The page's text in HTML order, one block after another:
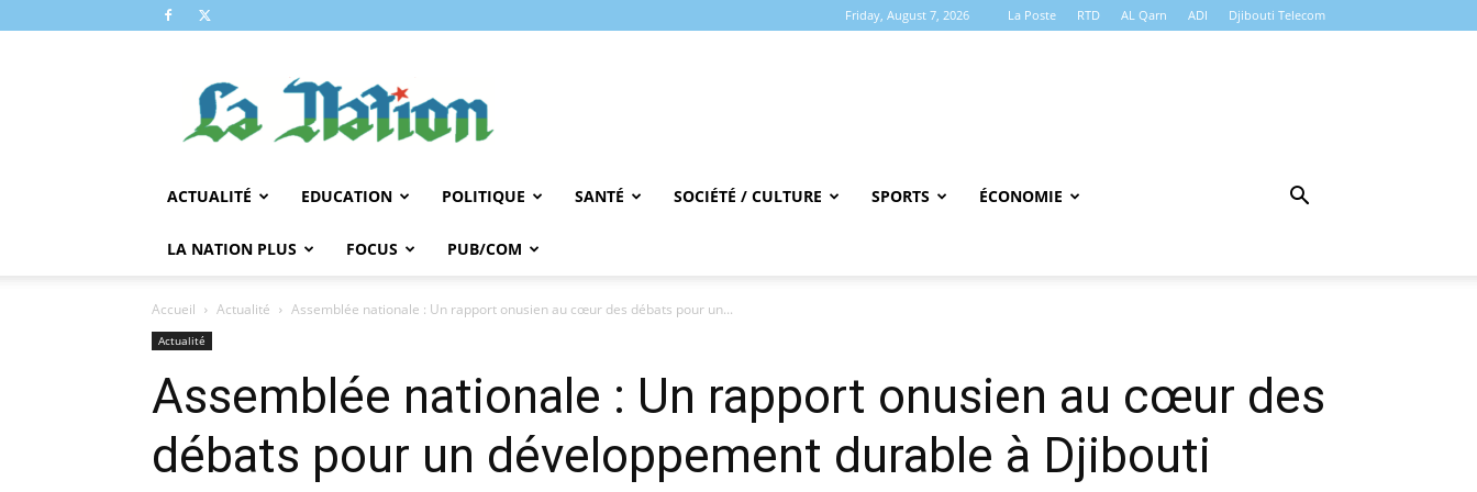
Friday, August 7, 2026 La Poste RTD AL Qarn ADI Djibouti Telecom
NATION
ACTUALITÉ EDUCATION POLITIQUE SANTÉ SOCIÉTÉ / CULTURE SPORTS ÉCONOMIE
LA NATION PLUS FOCUS PUB/COM
Accueil Actualité Assemblée nationale : Un rapport onusien au cœur des débats pour un...
Actualité
Assemblée nationale : Un rapport onusien au cœur des
débats pour un développement durable à Djibouti